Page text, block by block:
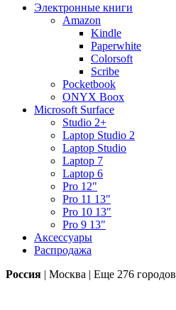
Электронные книги
Amazon
Kindle
Paperwhite
Colorsoft
Scribe
Pocketbook
ONYX Boox
Microsoft Surface
Studio 2+
Laptop Studio 2
Laptop Studio
Laptop 7
Laptop 6
Pro 12"
Pro 11 13"
Pro 10 13"
Pro 9 13"
Аксессуары
Распродажа
Россия | Москва | Еще 276 городов